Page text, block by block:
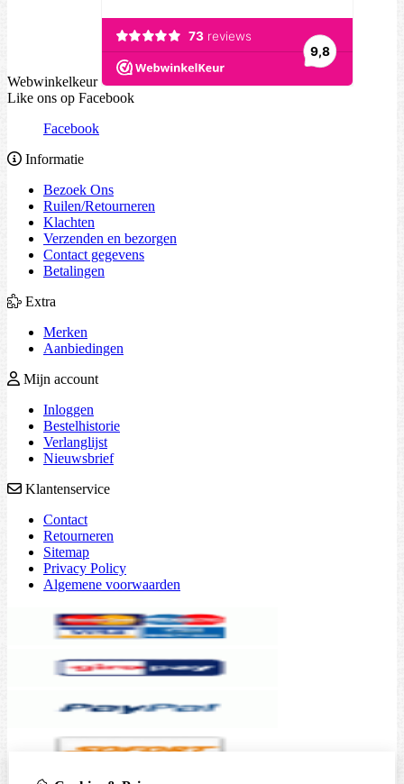
Webwinkelkeur
Like ons op Facebook
Facebook
Informatie
Bezoek Ons
Ruilen/Retourneren
Klachten
Verzenden en bezorgen
Contact gegevens
Betalingen
Extra
Merken
Aanbiedingen
Mijn account
Inloggen
Bestelhistorie
Verlanglijst
Nieuwsbrief
Klantenservice
Contact
Retourneren
Sitemap
Privacy Policy
Algemene voorwaarden